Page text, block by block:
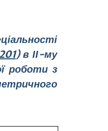
) в ІІ-му
роботи з